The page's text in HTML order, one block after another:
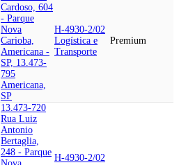
Cardoso, 604
- Parque
Nova
Carioba,
Americana -
SP, 13.473-
795
Americana,
SP
H-4930-2/02
Logística e
Transporte
Premium
13.473-720
Rua Luiz
Antonio
Bertaglia,
248 - Parque
H-4930-2/02